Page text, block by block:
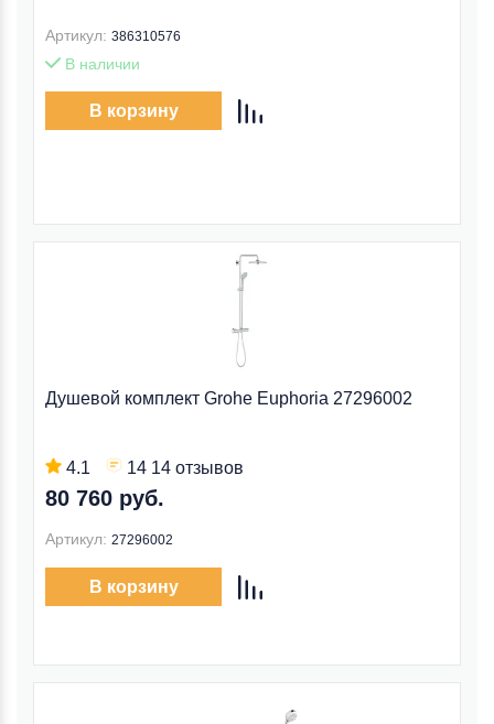
Артикул: 386310576
В наличии
В корзину
Душевой комплект Grohe Euphoria 27296002
4.1 14 14 отзывов
80 760 руб.
Артикул: 27296002
В корзину